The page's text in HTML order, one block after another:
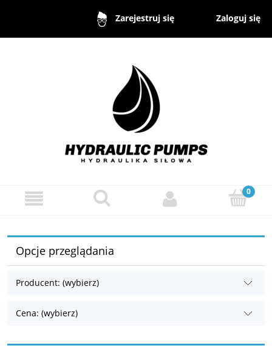
Zarejestruj się Zaloguj się
Opcje przeglądania
Producent: (wybierz)
Cena: (wybierz)